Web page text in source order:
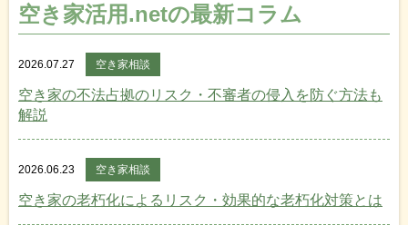
空き家活用.netの最新コラム
2026.07.27 空き家相談
空き家の不法占拠のリスク・不審者の侵入を防ぐ方法も
解説
2026.06.23 空き家相談
空き家の老朽化によるリスク・効果的な老朽化対策とは